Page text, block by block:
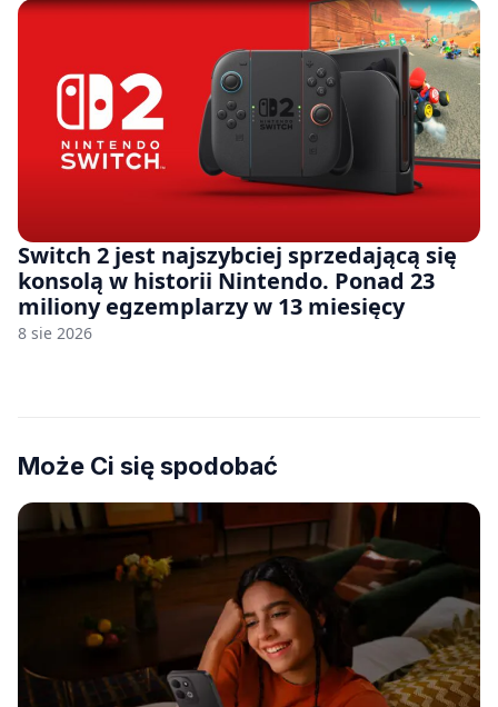
Switch 2 jest najszybciej sprzedającą się
konsolą w historii Nintendo. Ponad 23
miliony egzemplarzy w 13 miesięcy
8 sie 2026
Może Ci się spodobać